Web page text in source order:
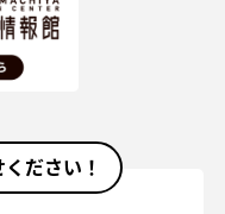
ださい！